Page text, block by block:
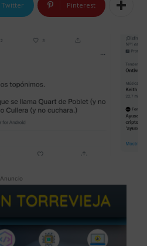
Twitter Pinterest
Anuncio